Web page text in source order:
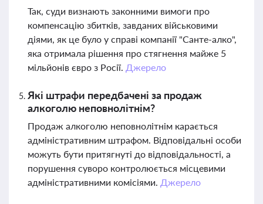
Так, суди визнають законними вимоги про
компенсацію збитків, завданих військовими
діями, як це було у справі компанії "Санте-алко",
яка отримала рішення про стягнення майже 5
мільйонів євро з Росії. Джерело
Які штрафи передбачені за продаж
алкоголю неповнолітнім?
Продаж алкоголю неповнолітнім карається
адміністративним штрафом. Відповідальні особи
можуть бути притягнуті до відповідальності, а
порушення суворо контролюється місцевими
адміністративними комісіями. Джерело